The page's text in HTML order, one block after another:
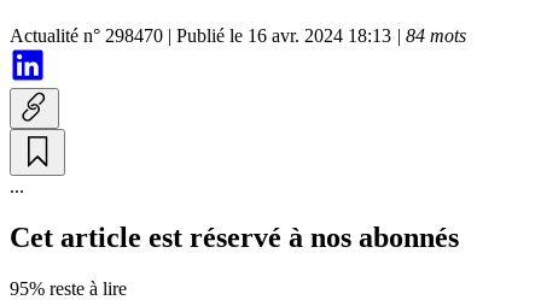
Actualité n° 298470 | Publié le 16 avr. 2024 18:13 | 84 mots
...
Cet article est réservé à nos abonnés
95% reste à lire